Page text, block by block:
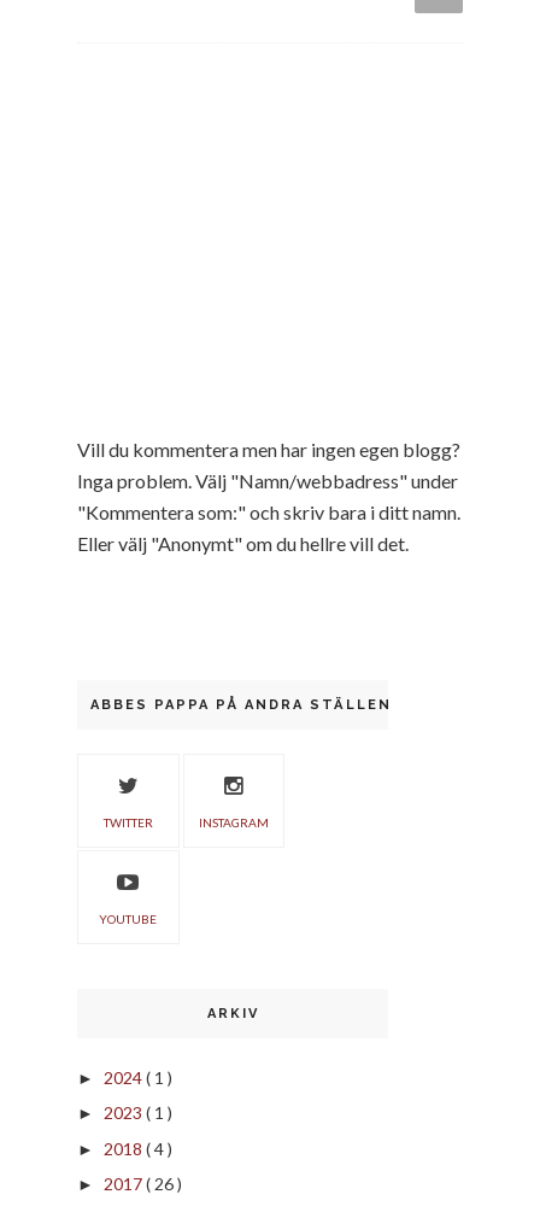
Vill du kommentera men har ingen egen blogg?
Inga problem. Välj "Namn/webbadress" under
"Kommentera som:" och skriv bara i ditt namn.
Eller välj "Anonymt" om du hellre vill det.
ABBES PAPPA PÅ ANDRA STÄLLEN
TWITTER INSTAGRAM
YOUTUBE
ARKIV
► 2024( 1 )
► 2023 ( 1 )
► 2018 ( 4 )
► 2017( 26 )